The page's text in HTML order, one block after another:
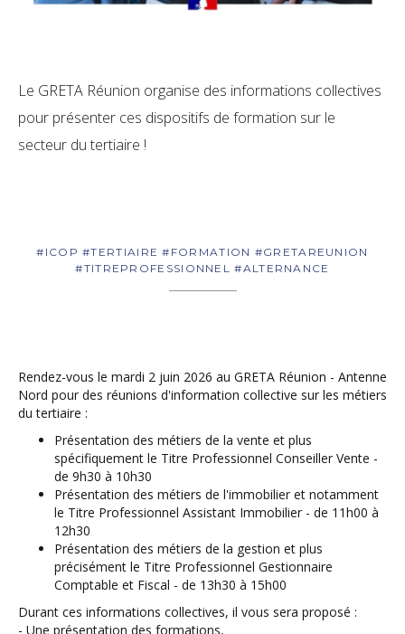
Le GRETA Réunion organise des informations collectives
pour présenter ces dispositifs de formation sur le
secteur du tertiaire !
#ICOP #TERTIAIRE #FORMATION #GRETAREUNION
#TITREPROFESSIONNEL #ALTERNANCE
Rendez-vous le mardi 2 juin 2026 au GRETA Réunion - Antenne
Nord pour des réunions d'information collective sur les métiers
du tertiaire :
Présentation des métiers de la vente et plus
spécifiquement le Titre Professionnel Conseiller Vente -
de 9h30 à 10h30
Présentation des métiers de l'immobilier et notamment
le Titre Professionnel Assistant Immobilier - de 11h00 à
12h30
Présentation des métiers de la gestion et plus
précisément le Titre Professionnel Gestionnaire
Comptable et Fiscal - de 13h30 à 15h00
Durant ces informations collectives, il vous sera proposé :
- Une présentation des formations,